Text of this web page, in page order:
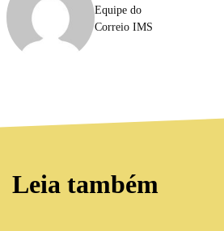
Equipe do
Correio IMS
Leia também